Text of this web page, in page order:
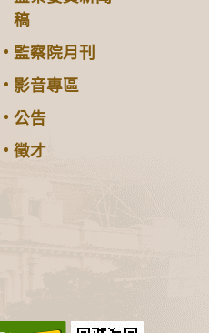
稿
監察院月刊
影音專區
公告
徵才